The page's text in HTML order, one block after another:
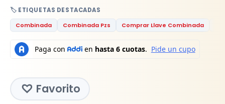
🏷️ ETIQUETAS DESTACADAS
Combinada
Combinada Pzs Comprar Llave Combinada
Favorito